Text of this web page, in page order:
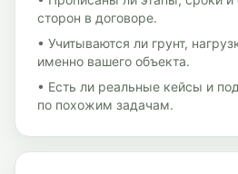
сторон в договоре.
• Учитываются ли грунт,
именно вашего объекта.
• Есть ли реальные кейсы и
по похожим задачам.